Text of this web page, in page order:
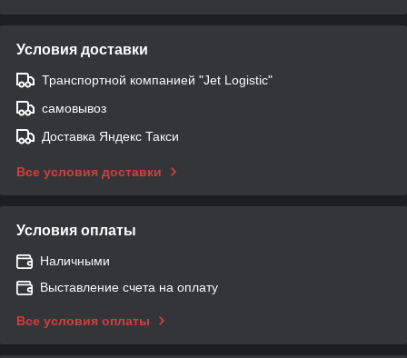
Условия доставки
Транспортной компанией "Jet Logistic"
самовывоз
Доставка Яндекс Такси
Все условия доставки
Условия оплаты
Наличными
Выставление счета на оплату
Все условия оплаты